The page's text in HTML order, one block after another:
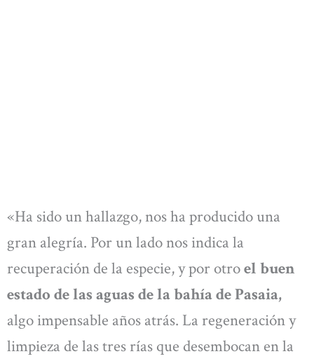
«Ha sido un hallazgo, nos ha producido una
gran alegría. Por un lado nos indica la
recuperación de la especie, y por otroel buen
estado de las aguas de la bahía de Pasaia,
algo impensable años atrás. La regeneración y
limpieza de las tres rías que desembocan en la